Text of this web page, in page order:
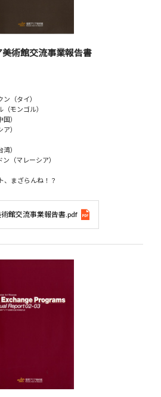
術館交流事業報告書
（タイ）
モンゴル）
）
）
）
（マレーシア）
まざらんね！？
館交流事業報告書.pdf